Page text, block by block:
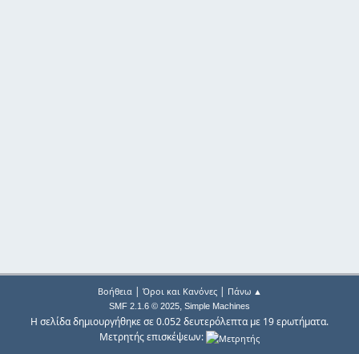
Βοήθεια| Όροι και Κανόνες| Πάνω ▲
SMF 2.1.6 © 2025, Simple Machines
Η σελίδα δημιουργήθηκε σε 0.052 δευτερόλεπτα με 19 ερωτήματα.
Μετρητής επισκέψεων: